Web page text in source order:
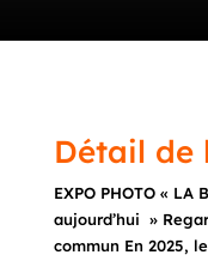
Détail de
EXPO PHOTO « LA
aujourd’hui »
commun En 2025,